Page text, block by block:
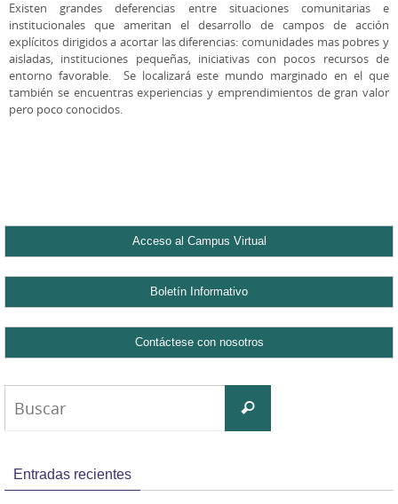
Existen grandes deferencias entre situaciones comunitarias e
institucionales que ameritan el desarrollo de campos de acción
explícitos dirigidos a acortar las diferencias: comunidades mas pobres y
aisladas, instituciones pequeñas, iniciativas con pocos recursos de
entorno favorable. Se localizará este mundo marginado en el que
también se encuentras experiencias y emprendimientos de gran valor
pero poco conocidos.
Buscar
Entradas recientes